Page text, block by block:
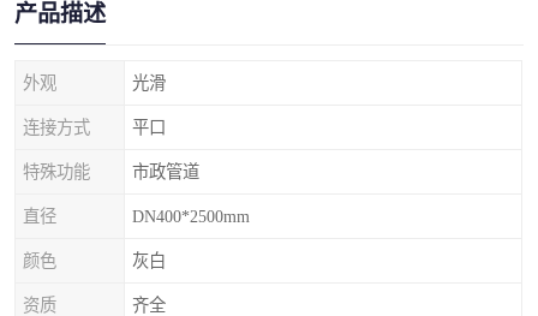
产品描述
外观 光滑
连接方式 平口
特殊功能 市政管道
直径 DN400*2500mm
颜色 灰白
资质 齐全